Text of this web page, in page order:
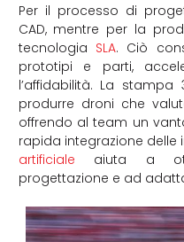
Per il processo di
CAD, mentre per la
tecnologia SLA. Ciò
prototipi e parti,
l’affidabilità. La
produrre droni che
offrendo al team un
rapida integrazione delle
artificiale aiuta a
progettazione e ad